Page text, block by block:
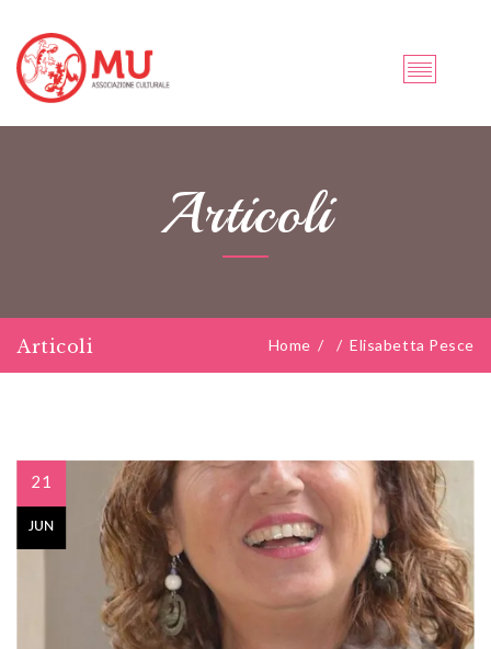
Articoli
Articoli Home / / Elisabetta Pesce
21
JUN